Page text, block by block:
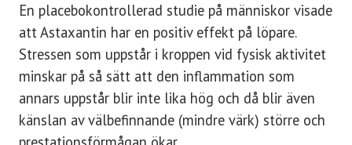
En placebokontrollerad studie på människor visade
att Astaxantin har en positiv effekt på löpare.
Stressen som uppstår i kroppen vid fysisk aktivitet
minskar på så sätt att den inflammation som
annars uppstår blir inte lika hög och då blir även
känslan av välbefinnande (mindre värk) större och